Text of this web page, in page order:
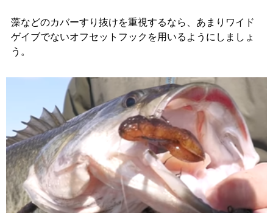
藻などのカバーすり抜けを重視するなら、あまりワイド
ゲイブでないオフセットフックを用いるようにしましょ
う。